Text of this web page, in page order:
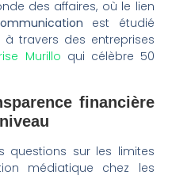
des affaires, où le lien
est étudié
travers des entreprises
Murillo qui célèbre 50
financière
questions sur les limites
médiatique chez les